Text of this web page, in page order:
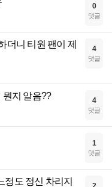
0
댓글
더니 티원 팬이 제
4
댓글
뭔지 알음?? 4
댓글
1
댓글
도 정신 차리지